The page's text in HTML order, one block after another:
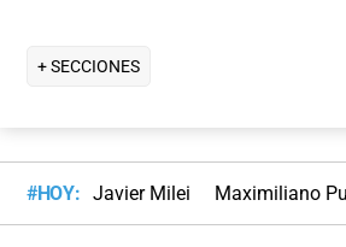
+ SECCIONES
#HOY: Javier Milei Maximiliano